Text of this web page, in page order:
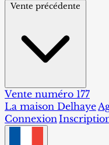
Vente précédente
Vente numéro 177
La maison Delhaye
Connexion